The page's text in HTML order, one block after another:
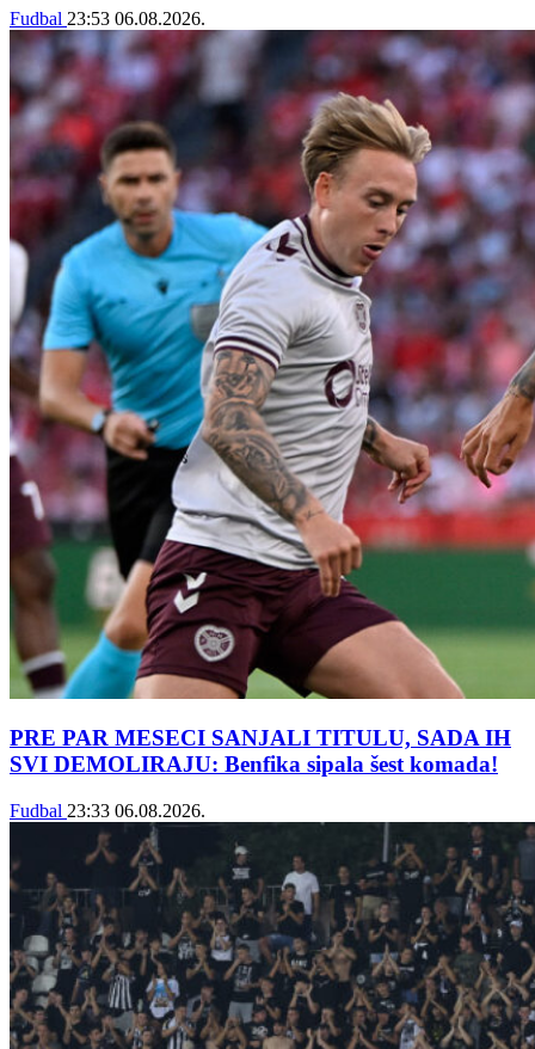
Fudbal 23:53 06.08.2026.
PRE PAR MESECI SANJALI TITULU, SADA IH
SVI DEMOLIRAJU: Benfika sipala šest komada!
Fudbal 23:33 06.08.2026.